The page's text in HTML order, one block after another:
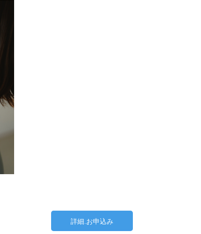
詳細.お申込み